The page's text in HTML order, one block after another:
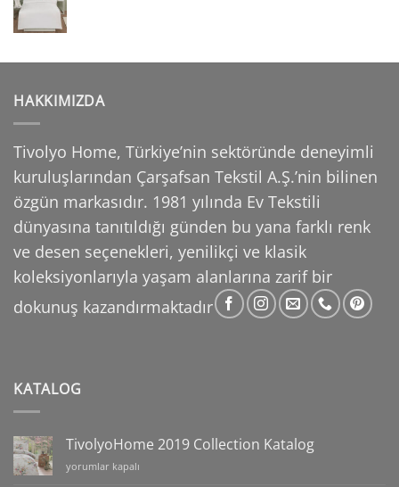
HAKKIMIZDA
Tivolyo Home, Türkiye’nin sektöründe deneyimli
kuruluşlarından Çarşafsan Tekstil A.Ş.’nin bilinen
özgün markasıdır. 1981 yılında Ev Tekstili
dünyasına tanıtıldığı günden bu yana farklı renk
ve desen seçenekleri, yenilikçi ve klasik
koleksiyonlarıyla yaşam alanlarına zarif bir
dokunuş kazandırmaktadır
KATALOG
TivolyoHome 2019 Collection Katalog
TivolyoHome
yorumlar kapalı